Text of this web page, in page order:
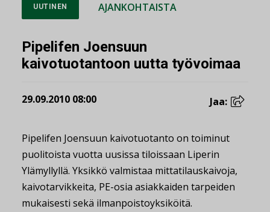
UUTINEN AJANKOHTAISTA
Pipelifen Joensuun
kaivotuotantoon uutta työvoimaa
29.09.2010 08:00 Jaa:
Pipelifen Joensuun kaivotuotanto on toiminut
puolitoista vuotta uusissa tiloissaan Liperin
Ylämyllyllä. Yksikkö valmistaa mittatilauskaivoja,
kaivotarvikkeita, PE-osia asiakkaiden tarpeiden
mukaisesti sekä ilmanpoistoyksiköitä.